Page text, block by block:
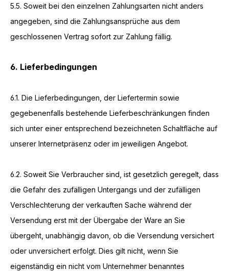
5.5. Soweit bei den einzelnen Zahlungsarten nicht anders
angegeben, sind die Zahlungsansprüche aus dem
geschlossenen Vertrag sofort zur Zahlung fällig.
6. Lieferbedingungen
6.1. Die Lieferbedingungen, der Liefertermin sowie
gegebenenfalls bestehende Lieferbeschränkungen finden
sich unter einer entsprechend bezeichneten Schaltfläche auf
unserer Internetpräsenz oder im jeweiligen Angebot.
6.2. Soweit Sie Verbraucher sind, ist gesetzlich geregelt, dass
die Gefahr des zufälligen Untergangs und der zufälligen
Verschlechterung der verkauften Sache während der
Versendung erst mit der Übergabe der Ware an Sie
übergeht, unabhängig davon, ob die Versendung versichert
oder unversichert erfolgt. Dies gilt nicht, wenn Sie
eigenständig ein nicht vom Unternehmer benanntes